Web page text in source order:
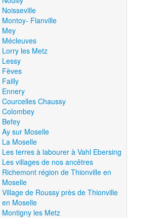
Noisseville
Montoy- Flanville
Mey
Mécleuves
Lorry les Metz
Lessy
Fèves
Failly
Ennery
Courcelles Chaussy
Colombey
Befey
Ay sur Moselle
La Moselle
Les terres à labourer à Vahl Ebersing
Les villages de nos ancêtres
Richemont région de Thionville en
Moselle
Village de Roussy près de Thionville
en Moselle
Montigny les Metz